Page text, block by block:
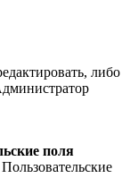
либо
поля